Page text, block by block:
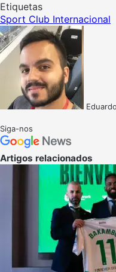
Etiquetas
Sport Club Internacional
Siga-nos
Artigos relacionados